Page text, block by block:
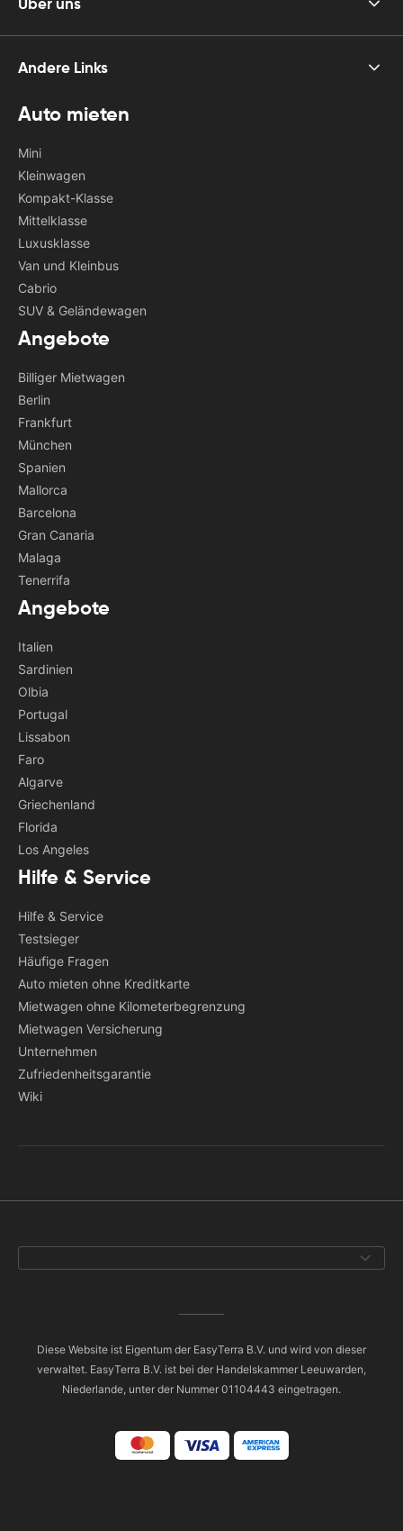
Andere Links
Auto mieten
Mini
Kleinwagen
Kompakt-Klasse
Mittelklasse
Luxusklasse
Van und Kleinbus
Cabrio
SUV & Geländewagen
Angebote
Billiger Mietwagen
Berlin
Frankfurt
München
Spanien
Mallorca
Barcelona
Gran Canaria
Malaga
Tenerrifa
Angebote
Italien
Sardinien
Olbia
Portugal
Lissabon
Faro
Algarve
Griechenland
Florida
Los Angeles
Hilfe & Service
Hilfe & Service
Testsieger
Häufige Fragen
Auto mieten ohne Kreditkarte
Mietwagen ohne Kilometerbegrenzung
Mietwagen Versicherung
Unternehmen
Zufriedenheitsgarantie
Wiki
Diese Website ist Eigentum der EasyTerra B.V. und wird von dieser
verwaltet. EasyTerra B.V. ist bei der Handelskammer Leeuwarden,
Niederlande, unter der Nummer 01104443 eingetragen.